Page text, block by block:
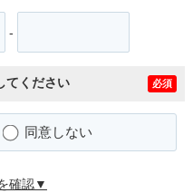
-
てください 必須
同意しない
確認▼